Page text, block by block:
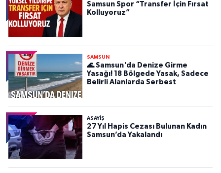
Samsun Spor “Transfer İçin Fırsat
Kolluyoruz”
SAMSUN
🌊 Samsun'da Denize Girme
Yasağı! 18 Bölgede Yasak, Sadece
Belirli Alanlarda Serbest
ASAYIŞ
27 Yıl Hapis Cezası Bulunan Kadın
Samsun’da Yakalandı